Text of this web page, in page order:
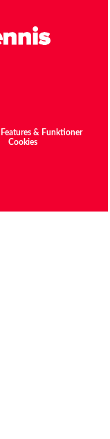
Features & Funktioner
Cookies